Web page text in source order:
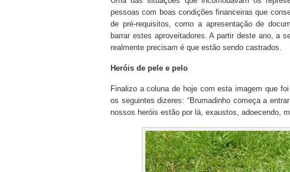
pessoas com boas condições financeiras que
de pré-requisitos, como a apresentação de
barrar estes aproveitadores. A partir deste ano, a
realmente precisam é que estão sendo castrados.
Heróis de pele e pelo
Finalizo a coluna de hoje com esta imagem que
os seguintes dizeres: “Brumadinho começa a
nossos heróis estão por lá, exaustos, adoecendo,